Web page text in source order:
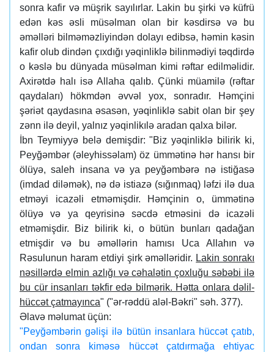
sonra kafir və müşrik sayılırlar. Lakin bu şirki və küfrü
edən kəs əsli müsəlman olan bir kəsdirsə və bu
əməlləri bilməməzliyindən dolayı edibsə, həmin kəsin
kafir olub dindən çıxdığı yəqinliklə bilinmədiyi təqdirdə
o kəslə bu dünyada müsəlman kimi rəftar edilməlidir.
Axirətdə halı isə Allaha qalıb. Çünki müamilə (rəftar
qaydaları) hökmdən əvvəl yox, sonradır. Həmçini
şəriət qaydasına əsasən, yəqinliklə sabit olan bir şey
zənn ilə deyil, yalnız yəqinlikılə aradan qalxa bilər.
İbn Teymiyyə belə demişdir: "Biz yəqinliklə bilirik ki,
Peyğəmbər (əleyhissəlam) öz ümmətinə hər hansı bir
ölüyə, saleh insana və ya peyğəmbərə nə istiğasə
(imdad diləmək), nə də istiazə (sığınmaq) ləfzi ilə dua
etməyi icazəli etməmişdir. Həmçinin o, ümmətinə
ölüyə və ya qeyrisinə səcdə etməsini də icazəli
etməmişdir. Biz bilirik ki, o bütün bunları qadağan
etmişdir və bu əməllərin hamısı Uca Allahın və
Rəsulunun haram etdiyi şirk əməlləridir. Lakin sonrakı
nəsillərdə elmin azlığı və cəhalətin çoxluğu səbəbi ilə
bu cür insanları təkfir edə bilmərik. Hətta onlara dəlil-
hüccət çatmayınca" ("ər-rəddü aləl-Bəkri" səh. 377).
Əlavə məlumat üçün:
"Peyğəmbərin gəlişi ilə bütün insanlara hüccət çatıb,
ondan sonra kiməsə hüccət çatdırmağa ehtiyac